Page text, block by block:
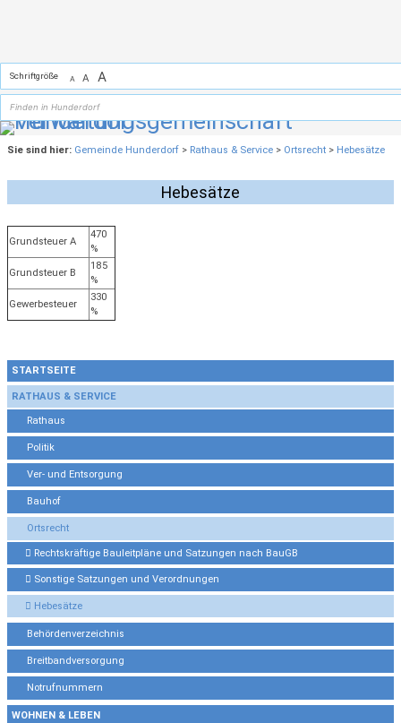
Schriftgröße A A A
STARTSEITE
RATHAUS & SERVICE
Rathaus
Politik
Ver- und Entsorgung
Bauhof
Ortsrecht
Rechtskräftige Bauleitpläne und Satzungen nach BauGB
Sonstige Satzungen und Verordnungen
Hebesätze
Behördenverzeichnis
Breitbandversorgung
Notrufnummern
WOHNEN & LEBEN
Sie sind hier: Gemeinde Hunderdorf > Rathaus & Service > Ortsrecht > Hebesätze
Hebesätze
Grundsteuer A
470
%
Grundsteuer B
185
%
Gewerbesteuer
330
%